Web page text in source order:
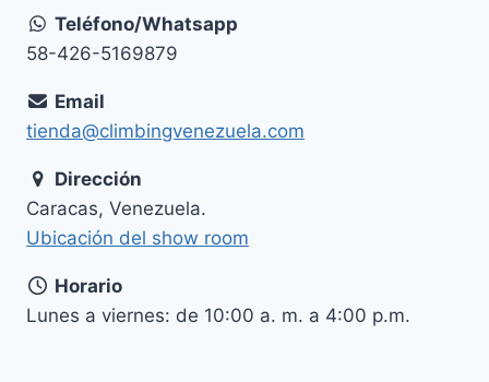
Teléfono/Whatsapp
58-426-5169879
Email
tienda@climbingvenezuela.com
Dirección
Caracas, Venezuela.
Ubicación del show room
Horario
Lunes a viernes: de 10:00 a. m. a 4:00 p.m.